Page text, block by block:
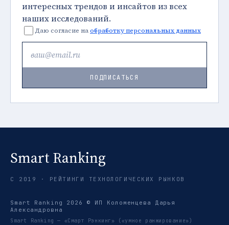
интересных трендов и инсайтов из всех
наших исследований.
Даю согласие наобработку персональных данных
ПОДПИСАТЬСЯ
Smart Ranking
С 2019 · РЕЙТИНГИ ТЕХНОЛОГИЧЕСКИХ РЫНКОВ
Smart Ranking 2026 © ИП Коломенцева Дарья
Александровна
Smart Ranking — «Смарт Рэнкинг» («умное ранжирование»)